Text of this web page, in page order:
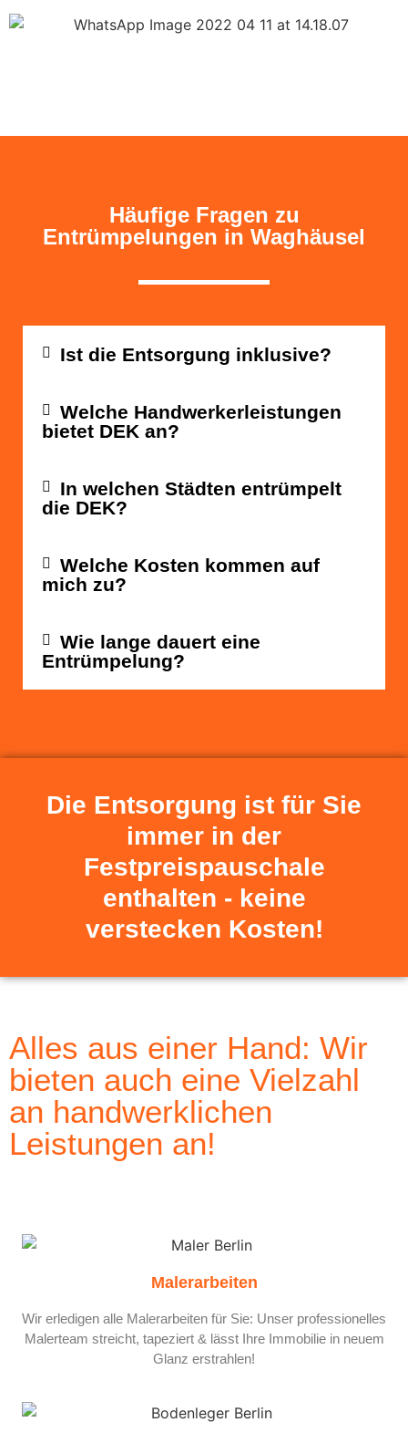
Häufige Fragen zu
Entrümpelungen in Waghäusel
Ist die Entsorgung inklusive?
Welche Handwerkerleistungen
bietet DEK an?
In welchen Städten entrümpelt
die DEK?
Welche Kosten kommen auf
mich zu?
Wie lange dauert eine
Entrümpelung?
Die Entsorgung ist für Sie
immer in der
Festpreispauschale
enthalten - keine
verstecken Kosten!
Alles aus einer Hand: Wir
bieten auch eine Vielzahl
an handwerklichen
Leistungen an!
Malerarbeiten
Wir erledigen alle Malerarbeiten für Sie: Unser professionelles
Malerteam streicht, tapeziert & lässt Ihre Immobilie in neuem
Glanz erstrahlen!